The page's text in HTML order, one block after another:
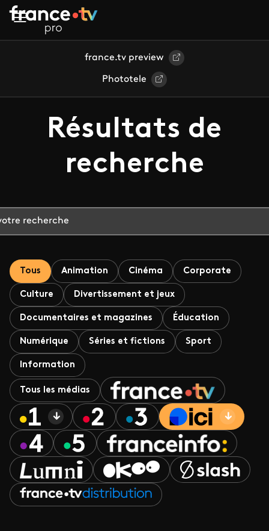
Aller au contenu principal
france.tv preview
Phototele
Résultats de
recherche
Tous Animation Cinéma Corporate
Culture Divertissement et jeux
Documentaires et magazines Éducation
Numérique Séries et fictions Sport
Information
Tous les médias